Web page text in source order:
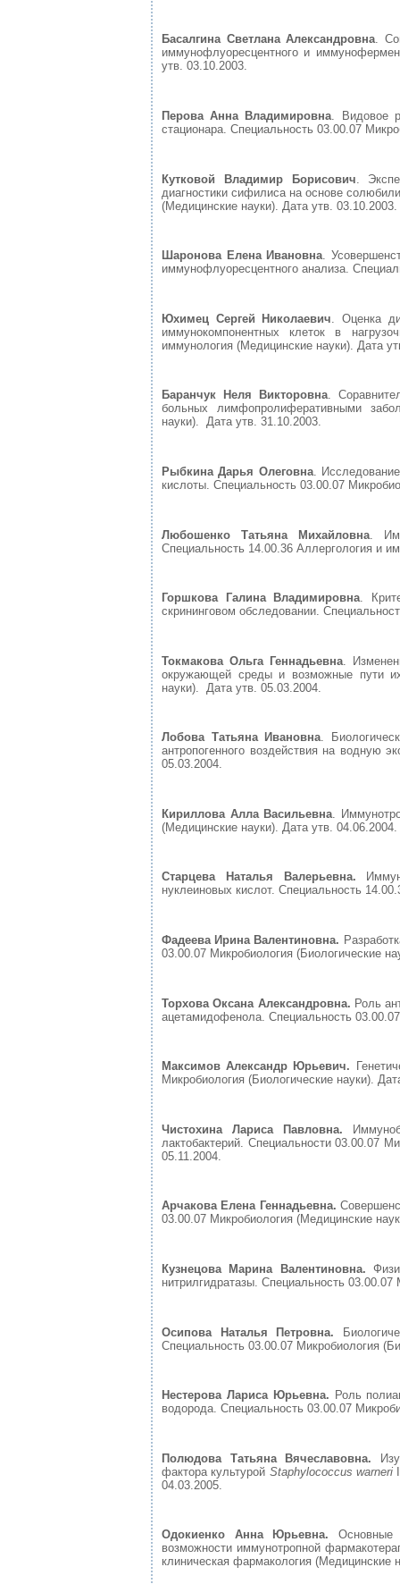
Басалгина Светлана Александровна.
иммунофлуоресцентного и
утв. 03.10.2003.
Перова Анна Владимировна . Видовое
стационара. Специальность 03.00.07
Кутковой Владимир Борисович .
диагностики сифилиса на основе
(Медицинские науки). Дата утв. 03.10.2003.
Шаронова Елена Ивановна.
иммунофлуоресцентного анализа.
Юхимец Сергей Николаевич . Оценка
иммунокомпонентных клеток в
иммунология (Медицинские науки). Дата
Баранчук Неля Викторовна.
больных лимфопролиферативными
науки). Дата утв. 31.10.2003.
Рыбкина Дарья Олеговна.
кислоты. Специальность 03.00.07
Любошенко Татьяна Михайловна.
Специальность 14.00.36 Аллергология и
Горшкова Галина Владимировна.
скрининговом обследовании.
Токмакова Ольга Геннадьевна .
окружающей среды и возможные пути
науки). Дата утв. 05.03.2004.
Лобова Татьяна Ивановна.
антропогенного воздействия на водную
05.03.2004.
Кириллова Алла Васильевна .
(Медицинские науки). Дата утв. 04.06.2004.
Старцева Наталья Валерьевна.
нуклеиновых кислот. Специальность
Фадеева Ирина Валентиновна.
03.00.07 Микробиология (Биологические
Торхова Оксана Александровна. Роль
ацетамидофенола. Специальность
Максимов Александр Юрьевич.
Микробиология (Биологические науки).
Чистохина Лариса Павловна.
лактобактерий. Специальности 03.00.07
05.11.2004.
Арчакова Елена Геннадьевна.
03.00.07 Микробиология (Медицинские
Кузнецова Марина Валентиновна.
нитрилгидратазы. Специальность
Осипова Наталья Петровна.
Специальность 03.00.07 Микробиология
Нестерова Лариса Юрьевна. Роль
водорода. Специальность 03.00.07
Полюдова Татьяна Вячеславовна.
фактора культурой Staphylococcus warneri
04.03.2005.
Одокиенко Анна Юрьевна. Основные
возможности иммунотропной
клиническая фармакология (Медицинские